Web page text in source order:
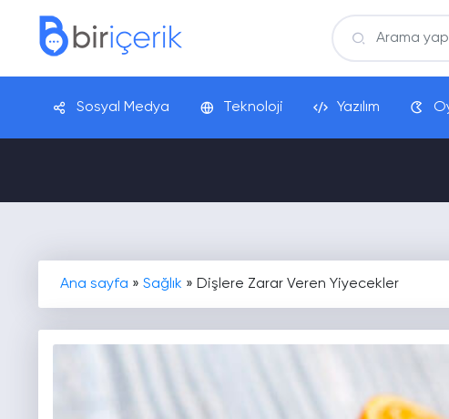
Sosyal Medya Teknoloji Yazılım
Ana sayfa » Sağlık » Dişlere Zarar Veren Yiyecekler